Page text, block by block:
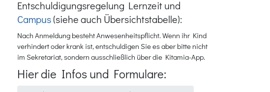
Entschuldigungsregelung Lernzeit und
Campus(siehe auch Übersichtstabelle):
Nach Anmeldung besteht Anwesenheitspflicht. Wenn ihr Kind
verhindert oder krank ist, entschuldigen Sie es aber bitte nicht
im Sekretariat, sondern ausschließlich über die Kitamia-App.
Hier die Infos und Formulare: